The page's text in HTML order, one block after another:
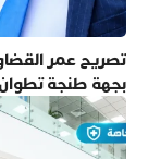
تصريح عمر
بجهة طنجة